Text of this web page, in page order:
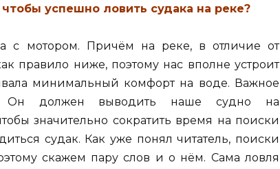
успешно ловить судака на реке?
с мотором. Причём на реке, в отличие от
правило ниже, поэтому нас вполне устроит
минимальный комфорт на воде. Важное
Он должен выводить наше судно на
значительно сократить время на поиски
судак. Как уже понял читатель, поиски
скажем пару слов и о нём. Сама ловля